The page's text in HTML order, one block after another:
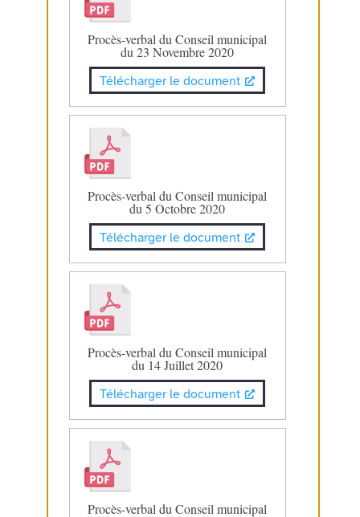
Procès-verbal du Conseil municipal
du 23 Novembre 2020
Télécharger le document
Procès-verbal du Conseil municipal
du 5 Octobre 2020
Télécharger le document
Procès-verbal du Conseil municipal
du 14 Juillet 2020
Télécharger le document
Procès-verbal du Conseil municipal